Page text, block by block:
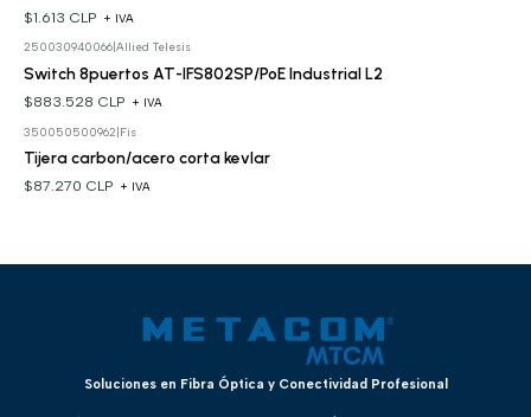
$1.613 CLP + IVA
250030940066| Allied Telesis
Switch 8puertos AT-IFS802SP/PoE Industrial L2
$883.528 CLP + IVA
350050500962 Fis
Tijera carbon/acero corta kevlar
$87.270 CLP + IVA
Soluciones en Fibra Óptica y Conectividad Profesional